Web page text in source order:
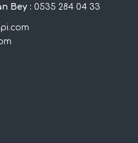
Bey : 0535 284 04 33